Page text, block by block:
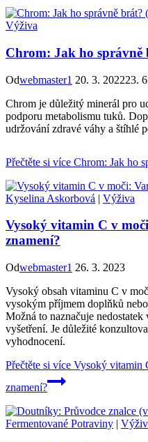
Výživa
Chrom: Jak ho správně
Odwebmaster1 20. 3. 202223.
Chrom je důležitý minerál pro
podporu metabolismu tuků.
udržování zdravé váhy a štíhlé
Přečtěte si více Chrom: Jak ho
Kyselina Askorbová | Výživa
Vysoký vitamin C v
znamení?
Odwebmaster1 26. 3. 2023
Vysoký obsah vitaminu C v
vysokým příjmem doplňků
Možná to naznačuje nedostatek
vyšetření. Je důležité
vyhodnocení.
Přečtěte si více Vysoký vitamin
znamení?
Fermentované Potraviny |